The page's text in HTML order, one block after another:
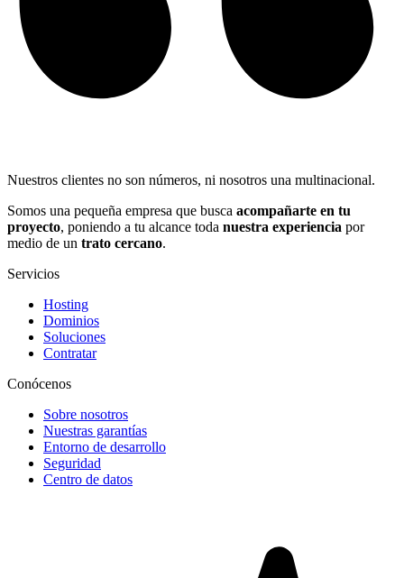
Nuestros clientes no son números, ni nosotros una multinacional.
Somos una pequeña empresa que busca acompañarte en tu
proyecto, poniendo a tu alcance toda nuestra experiencia por
medio de un trato cercano.
Servicios
Hosting
Dominios
Soluciones
Contratar
Conócenos
Sobre nosotros
Nuestras garantías
Entorno de desarrollo
Seguridad
Centro de datos